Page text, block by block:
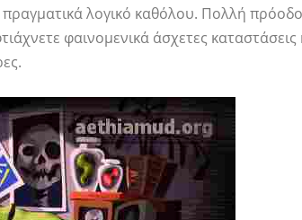
πραγματικά λογικό καθόλου. Πολλή
φαινομενικά άσχετες καταστάσεις